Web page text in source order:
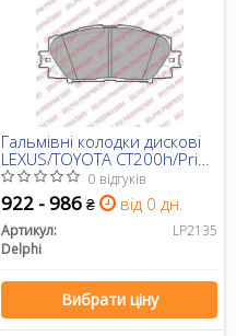
Гальмівні колодки дискові
LEXUS/TOYOTA CT200h/Prius
"F "09>>
0 відгуків
922 - 986 ₴ від 0 дн.
Артикул:
LP2135
Delphi
Вибрати ціну